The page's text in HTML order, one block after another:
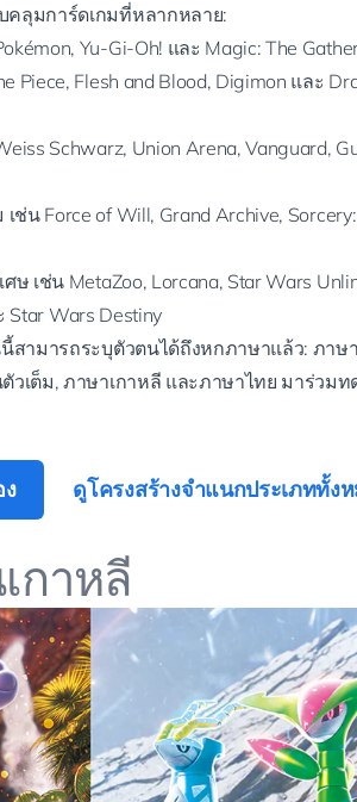
คลุมการ์ดเกมที่หลากหลาย:
Yu-Gi-Oh! และ Magic: The
Piece, Flesh and Blood, Digimon และ
Schwarz, Union Arena, Vanguard,
น Force of Will, Grand Archive, Sorcery:
ษ เช่น MetaZoo, Lorcana, Star Wars
Star Wars Destiny
นี้สามารถระบุตัวตนได้ถึงหกภาษาแล้ว: ภาษ
เต็ม, ภาษาเกาหลี และภาษาไทย มาร่วมท
ดูโครงสร้างจำแนกประเภททั้ง
กาหลี